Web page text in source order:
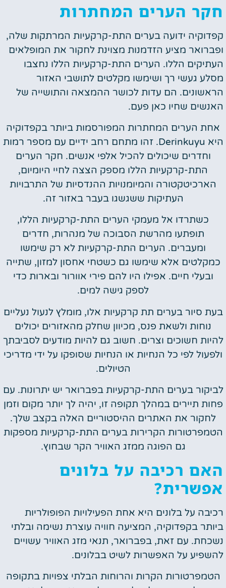
חקר הערים המחתרות
קפדוקיה ידועה בערים התת-קרקעיות המרתקות שלה,
ופברואר מציע הזדמנות מצוינת לחקור את המופלאים
העתיקים הללו. הערים התת-קרקעיות הללו נחצבו
מסלע געשי רך ושימשו מקלטים לתושבי האזור
הראשונים. הם עדות לכושר ההמצאה והתושייה של
האנשים שחיו כאן פעם.
אחת הערים המחתרות המפורסמות ביותר בקפדוקיה
היא Derinkuyu. זהו מתחם רחב ידיים עם מספר רמות
וחדרים שיכולים להכיל אלפי אנשים. חקר הערים
התת-קרקעיות הללו מספק הצצה לחיי היומיום,
הארכיטקטורה והמיומנויות ההנדסיות של התרבויות
העתיקות ששגשגו בעבר באזור זה.
כשתרדו אל מעמקי הערים התת-קרקעיות הללו,
תופתעו מהרשת הסבוכה של מנהרות, חדרים
ומעברים. הערים התת-קרקעיות לא רק שימשו
כמקלטים אלא שימשו גם כשטחי אחסון למזון, שתייה
ובעלי חיים. אפילו היו להם פירי אוורור ובארות כדי
לספק גישה למים.
בעת סיור בערים תת קרקעיות אלו, מומלץ לנעול נעליים
נוחות ולשאת פנס, מכיוון שחלק מהאזורים יכולים
להיות חשוכים וצרים. חשוב גם להיות מודעים לסביבתך
ולפעול לפי כל הנחיות או הנחיות שסופקו על ידי מדריכי
הטיולים.
לביקור בערים התת-קרקעיות בפברואר יש יתרונות. עם
פחות תיירים במהלך תקופה זו, יהיה לך יותר מקום וזמן
לחקור את האתרים ההיסטוריים האלה בקצב שלך.
הטמפרטורות הקרירות בערים התת-קרקעיות מספקות
גם הפוגה ממזג האוויר הקר שבחוץ.
האם רכיבה על בלונים
אפשרית?
רכיבה על בלונים היא אחת הפעילויות הפופולריות
ביותר בקפדוקיה, המציעה חוויה עוצרת נשימה ובלתי
נשכחת. עם זאת, בפברואר, תנאי מזג האוויר עשויים
להשפיע על האפשרות לשיט בבלונים.
הטמפרטורות הקרות והרוחות הבלתי צפויות בתקופה